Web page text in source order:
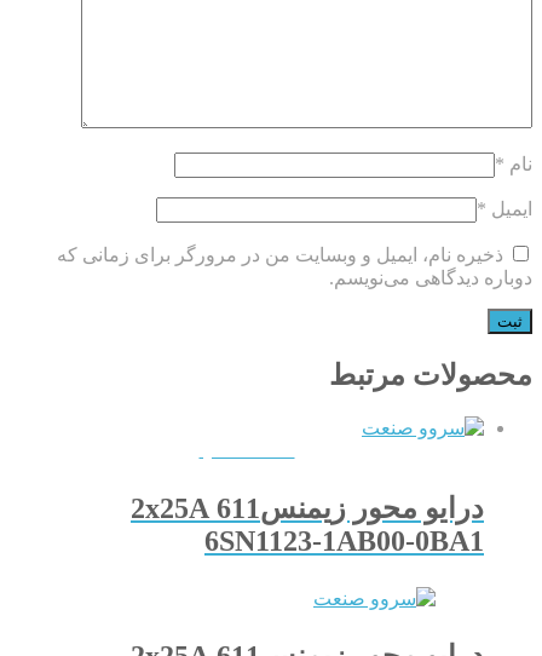
نام *
ایمیل *
ذخیره نام، ایمیل و وبسایت من در مرورگر برای زمانی که
دوباره دیدگاهی می‌نویسم.
محصولات مرتبط
درایو محور زیمنس611 2x25A
6SN1123-1AB00-0BA1